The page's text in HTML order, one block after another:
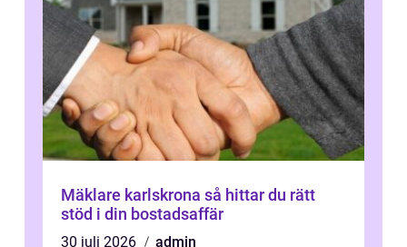
Mäklare karlskrona så hittar du rätt
stöd i din bostadsaffär
30 juli 2026
admin